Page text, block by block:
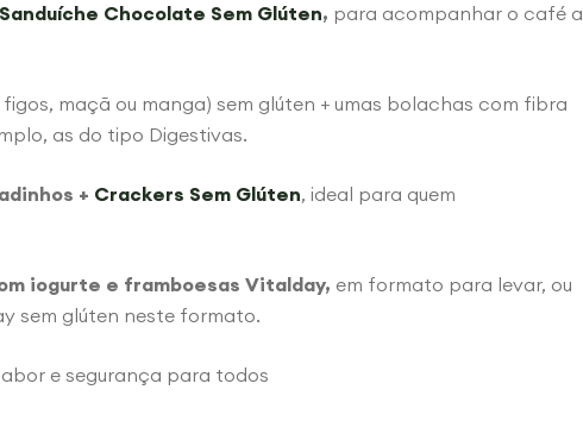
Sanduíche Chocolate Sem Glúten, para acompanhar o café a
maçã ou manga) sem glúten + umas bolachas com fibra
as do tipo Digestivas.
+ Crackers Sem Glúten, ideal para quem
iogurte e framboesas Vitalday, em formato para levar, ou
sem glúten neste formato.
e segurança para todos